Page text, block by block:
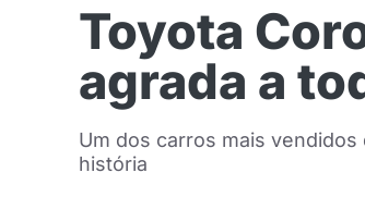
Toyota
agrada a
Um dos carros mais
história